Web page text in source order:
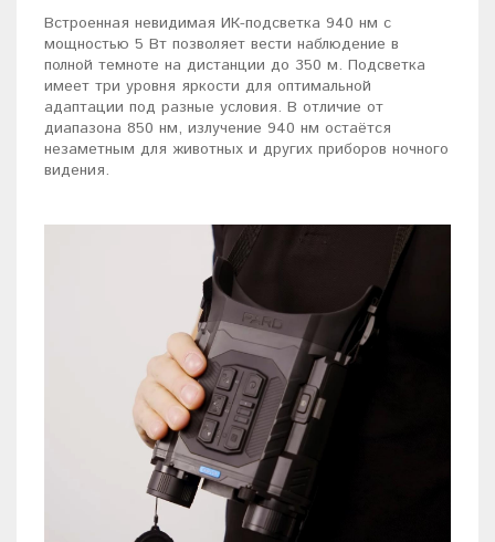
Встроенная невидимая ИК-подсветка 940 нм с
мощностью 5 Вт позволяет вести наблюдение в
полной темноте на дистанции до 350 м. Подсветка
имеет три уровня яркости для оптимальной
адаптации под разные условия. В отличие от
диапазона 850 нм, излучение 940 нм остаётся
незаметным для животных и других приборов ночного
видения.